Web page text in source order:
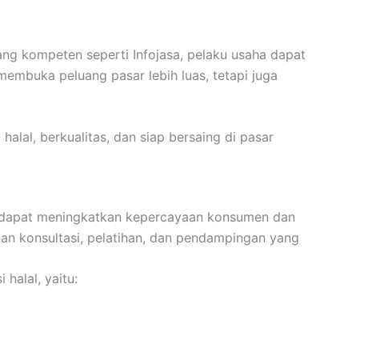
kompeten seperti Infojasa, pelaku usaha dapat
peluang pasar lebih luas, tetapi juga
berkualitas, dan siap bersaing di pasar
meningkatkan kepercayaan konsumen dan
konsultasi, pelatihan, dan pendampingan yang
halal, yaitu: